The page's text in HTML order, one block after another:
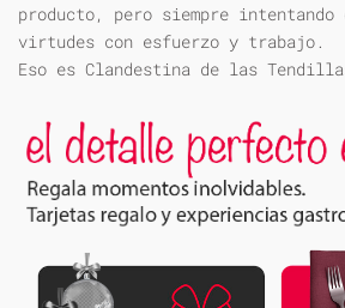
producto, pero siempre
virtudes con esfuerzo y trabajo.
Eso es Clandestina de las